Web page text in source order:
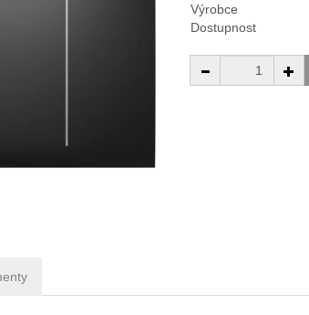
Výrobce
Dostupnost